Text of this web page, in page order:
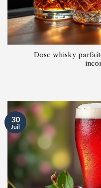
Dose whisky
30
Juil